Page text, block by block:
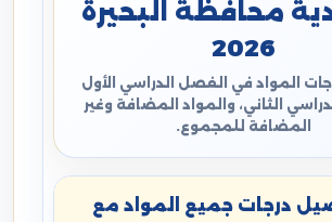
محافظة البحيرة
2026
المواد في الفصل الدراسي الأول
الثاني، والمواد المضافة وغير
المضافة للمجموع.
درجات جميع المواد مع